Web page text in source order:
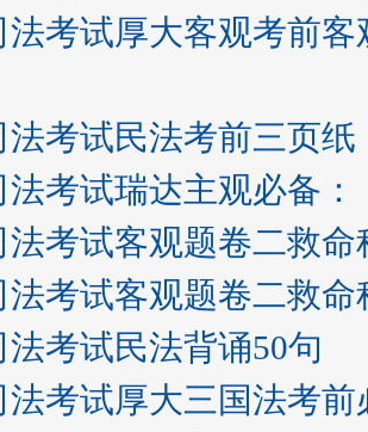
汇总：民法，理论法，三国法，刑法（佛脚30
法考试民法考前三页纸
法考试瑞达主观必备
法考试客观题卷二救
法考试客观题卷二救
法考试民法背诵50句
2023年司法考